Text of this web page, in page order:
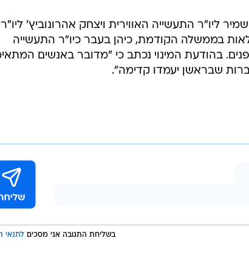
שמיר ליו"ר התעשייה האווירית ויצחק אהרונוביץ' ליו"ר
בממשלה הקודמת, כיהן בעבר כיו"ר התעשייה
בהודעת המינוי נכתב כי "מדובר באנשים
שבראשן יעמדו קדימה".
בשליחת התגובה אני מסכים לתנאי